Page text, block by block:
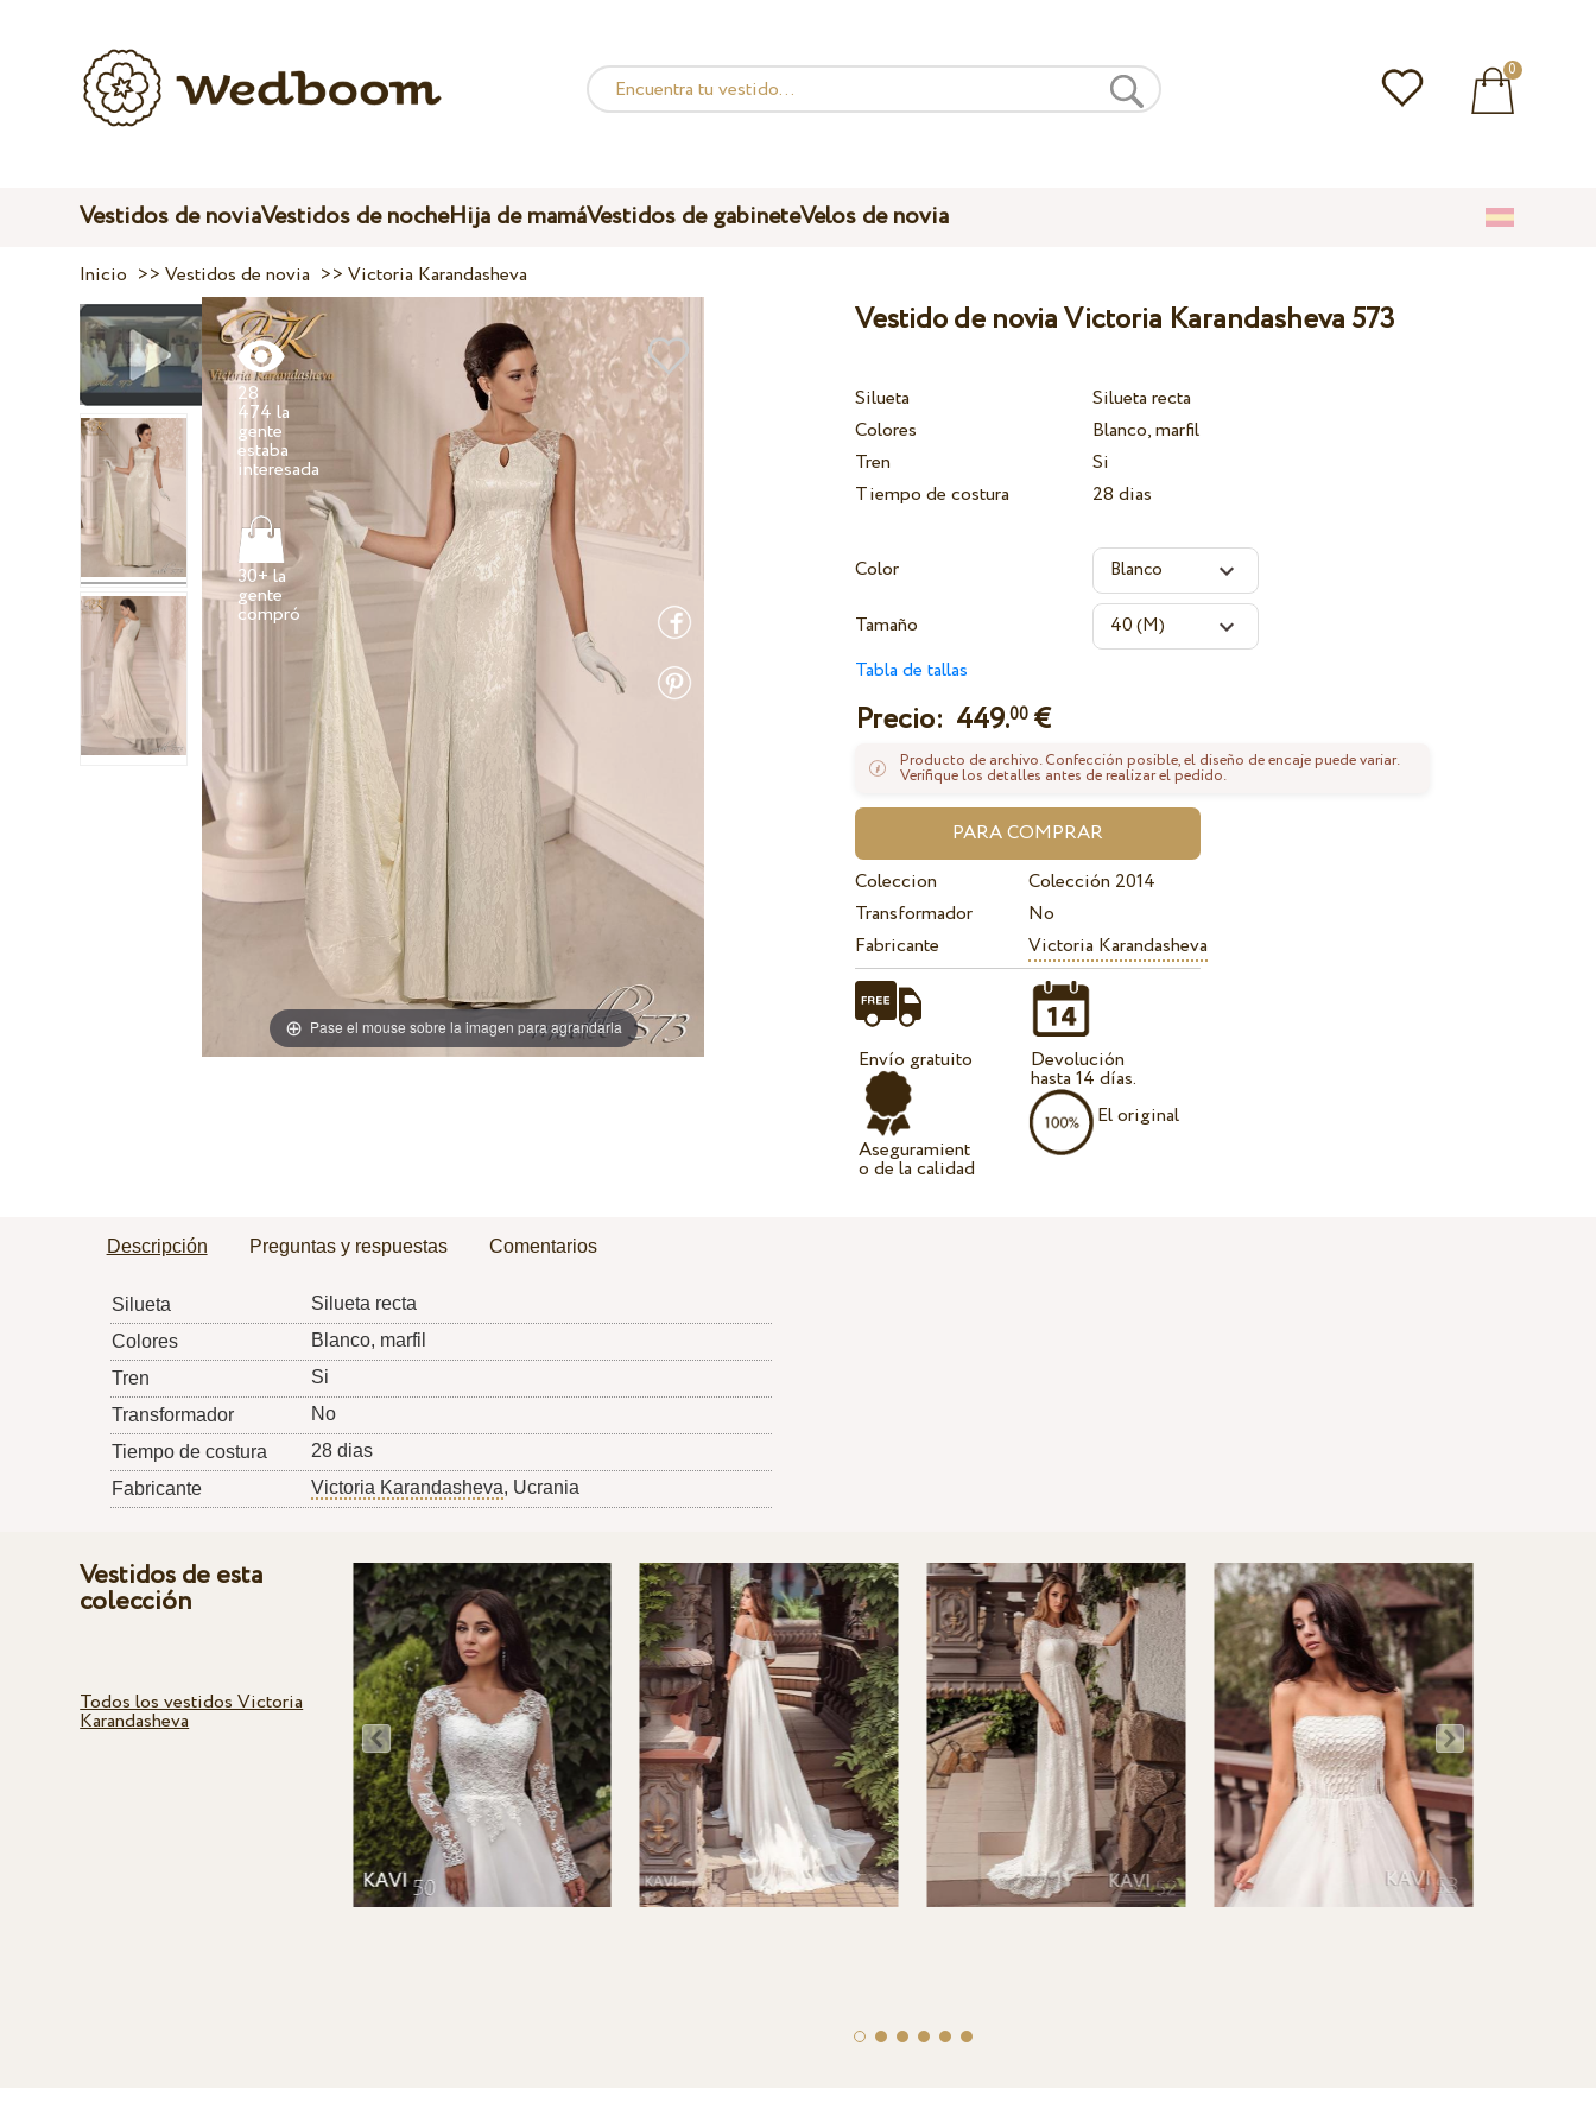
0
Vestidos de noviaVestidos de nocheHija de mamáVestidos de gabineteVelos de novia
Inicio >>Vestidos de novia >>Victoria Karandasheva
Pase el mouse sobre la imagen para agrandarla
28
474 la
gente
estaba
30+ la
gente
Vestido de novia Victoria Karandasheva 573
Silueta
Silueta recta
Colores
Blanco, marfil
Tren
Si
Tiempo de costura
28 dias
Color
Tamaño
Tabla de tallas
Precio: 449.00 €
Producto de archivo. Confección posible, el diseño de encaje puede variar.
Verifique los detalles antes de realizar el pedido.
Coleccion
Colección 2014
Transformador
No
Fabricante
Victoria Karandasheva
Envío gratuito
Aseguramient
o de la calidad
Devolución
hasta 14 días.
El original
Descripción Preguntas y respuestas Comentarios
Silueta
Silueta recta
Colores
Blanco, marfil
Tren
Si
Transformador
No
Tiempo de costura
28 dias
Fabricante
Victoria Karandasheva, Ucrania
Vestidos de esta
colección
Todos los vestidos Victoria
Karandasheva